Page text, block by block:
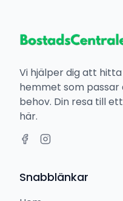
Vi hjälper dig att
hemmet som passar
behov. Din resa till
här.
Snabblänkar